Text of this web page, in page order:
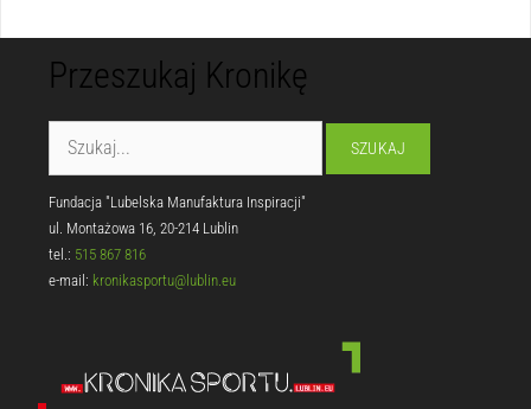
Przeszukaj Kronikę
Fundacja "Lubelska Manufaktura Inspiracji"
ul. Montażowa 16, 20-214 Lublin
tel.: 515 867 816
e-mail: kronikasportu@lublin.eu